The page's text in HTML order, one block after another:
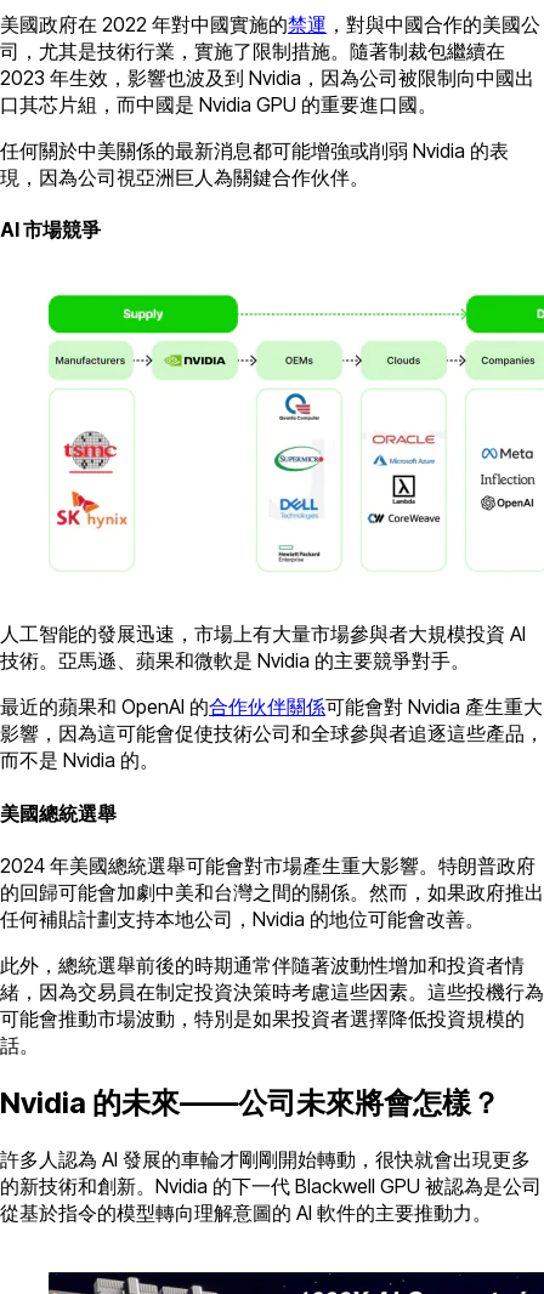
美國政府在 2022 年對中國實施的禁運 ，對與中國合作的美國公
司，尤其是技術行業，實施了限制措施。隨著制裁包繼續在
2023 年生效，影響也波及到 Nvidia，因為公司被限制向中國出
口其芯片組，而中國是 Nvidia GPU 的重要進口國。
任何關於中美關係的最新消息都可能增強或削弱 Nvidia 的表
現，因為公司視亞洲巨人為關鍵合作伙伴。
AI 市場競爭
人工智能的發展迅速，市場上有大量市場參與者大規模投資 AI
技術。亞馬遜、蘋果和微軟是 Nvidia 的主要競爭對手。
最近的蘋果和 OpenAI 的合作伙伴關係可能會對 Nvidia 產生重大
影響，因為這可能會促使技術公司和全球參與者追逐這些產品，
而不是 Nvidia 的。
美國總統選舉
2024 年美國總統選舉可能會對市場產生重大影響。特朗普政府
的回歸可能會加劇中美和台灣之間的關係。然而，如果政府推出
任何補貼計劃支持本地公司，Nvidia 的地位可能會改善。
此外，總統選舉前後的時期通常伴隨著波動性增加和投資者情
緒，因為交易員在制定投資決策時考慮這些因素。這些投機行為
可能會推動市場波動，特別是如果投資者選擇降低投資規模的
話。
Nvidia 的未來——公司未來將會怎樣？
許多人認為 AI 發展的車輪才剛剛開始轉動，很快就會出現更多
的新技術和創新。Nvidia 的下一代 Blackwell GPU 被認為是公司
從基於指令的模型轉向理解意圖的 AI 軟件的主要推動力。